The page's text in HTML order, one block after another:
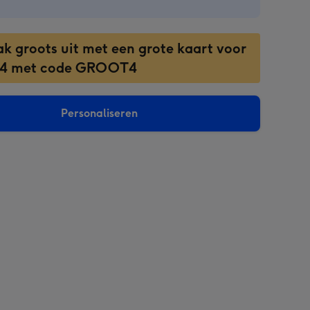
groots uit met een grote kaart voor
met code GROOT4
Personaliseren